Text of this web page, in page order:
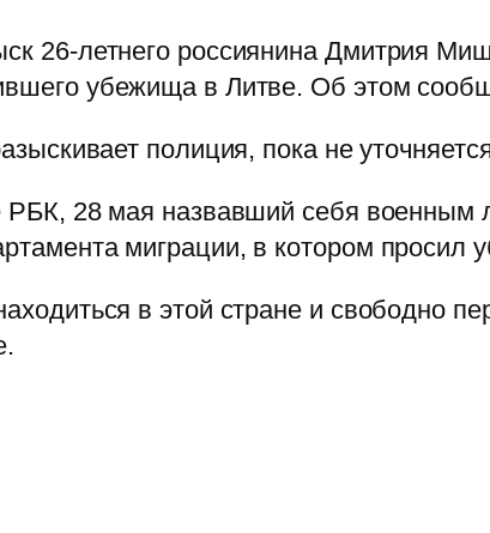
26-летнего россиянина Дмитрия
убежища в Литве. Об этом
полиция, пока не
28 мая назвавший себя военным
миграции, в котором просил
в этой стране и свободно